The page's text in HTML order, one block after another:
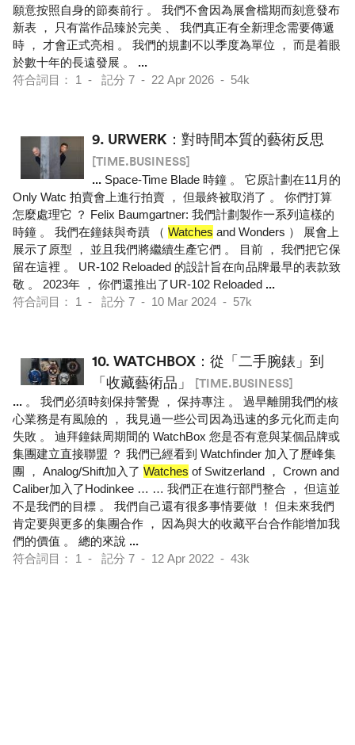
願意按照自身的節奏前行 。 我們不會因為展會檔期而刻意發布
新表 ， 只有當作品臻於完美 、 我們真正有全新理念需要傳遞
時 ， 才會正式亮相 。 我們的規劃不以季度為單位 ， 而是着眼
於數十年的長遠發展 。 ...
符合詞目： 1 - 記分 7 - 22 Apr 2026 - 54k
9. URWERK：對時間本質的藝術反思
[TIME.BUSINESS]
... Space-Time Blade 時鐘 。 它原計劃在11月的
Only Watc 拍賣會上進行拍賣 ， 但最終被取消了 。 你們打算
怎麼處理它 ？ Felix Baumgartner: 我們計劃製作一系列這樣的
時鐘 。 我們在鐘錶與奇蹟 （ Watches and Wonders ） 展會上
展示了原型 ， 並且我們將繼續生產它們 。 目前 ， 我們把它保
留在這裡 。 UR-102 Reloaded 的設計旨在向品牌最早的表款致
敬 。 2023年 ， 你們還推出了UR-102 Reloaded ...
符合詞目： 1 - 記分 7 - 10 Mar 2024 - 57k
10. WATCHBOX：從「二手腕錶」到
「收藏藝術品」
[TIME.BUSINESS]
... 。 我們必須時刻保持警覺 ， 保持專注 。 過早離開我們的核
心業務是有風險的 ， 我見過一些公司因為迅速的多元化而走向
失敗 。 迪拜鐘錶周期間的 WatchBox 您是否有意與某個品牌或
集團建立直接聯盟 ？ 我們已經看到 Watchfinder 加入了歷峰集
團 ， Analog/Shift加入了 Watches of Switzerland ， Crown and
Caliber加入了Hodinkee … … 我們正在進行部門整合 ， 但這並
不是我們的目標 。 我們自己還有很多事情要做 ！ 但未來我們
肯定要與更多的集團合作 ， 因為與大的收藏平台合作能增加我
們的價值 。 總的來說 ...
符合詞目： 1 - 記分 7 - 12 Apr 2022 - 43k